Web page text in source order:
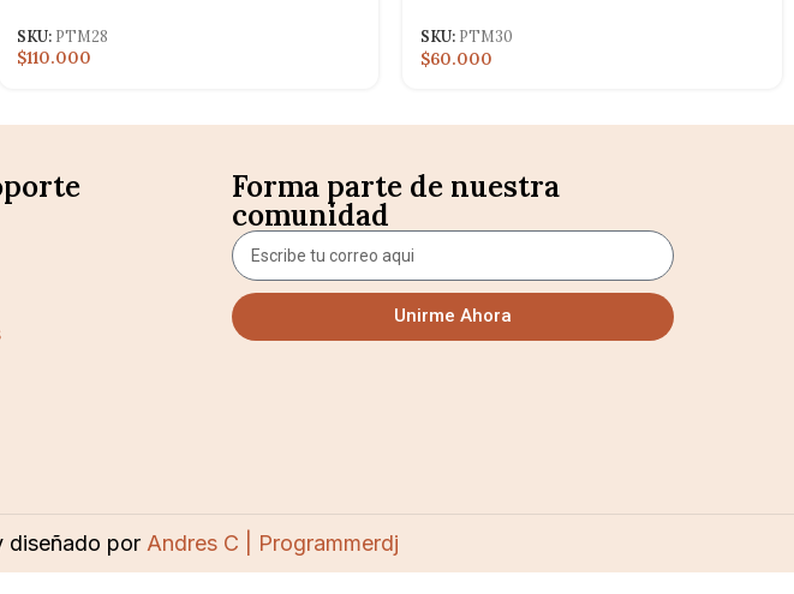
SKU: PTM28
$110.000
SKU: PTM30
$60.000
Forma parte de nuestra
comunidad
Unirme Ahora
diseñado por Andres C | Programmerdj